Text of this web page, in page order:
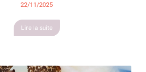
22/11/2025
Lire la suite